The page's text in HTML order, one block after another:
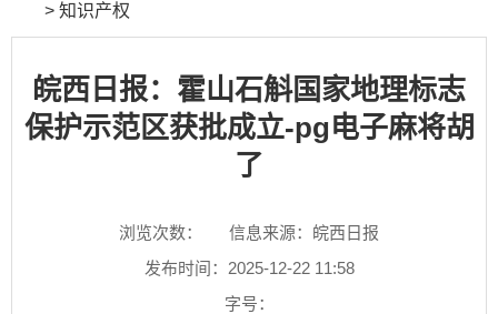
> 知识产权
皖西日报：霍山石斛国家地理标志
保护示范区获批成立-pg电子麻将胡
了
浏览次数：
信息来源：皖西日报
发布时间：2025-12-22 11:58
字号：